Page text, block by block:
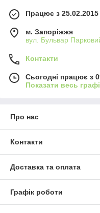
Працює з 25.02.2015
м. Запоріжжя
вул. Бульвар
Контакти
Сьогодні працює з
Показати весь
Про нас
Контакти
Доставка та оплата
Графік роботи